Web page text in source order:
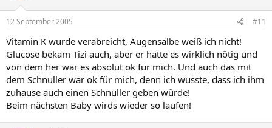
12 September 2005 #11
Vitamin K wurde verabreicht, Augensalbe weiß ich nicht!
Glucose bekam Tizi auch, aber er hatte es wirklich nötig und
von dem her war es absolut ok für mich. Und auch das mit
dem Schnuller war ok für mich, denn ich wusste, dass ich ihm
zuhause auch einen Schnuller geben würde!
Beim nächsten Baby wirds wieder so laufen!